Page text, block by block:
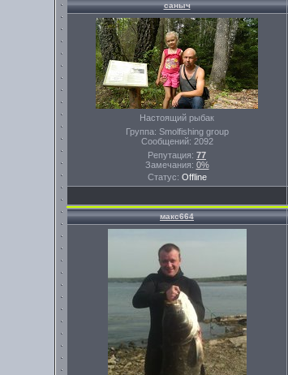
саныч
Настоящий рыбак
Группа: Smolfishing group
Сообщений: 2092
Репутация: 77
Замечания: 0%
Статус: Offline
макс664